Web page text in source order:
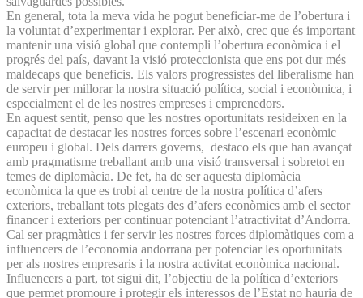
En general, tota la meva vida he pogut beneficiar-me de l’obertura i
la voluntat d’experimentar i explorar. Per això, crec que és important
mantenir una visió global que contempli l’obertura econòmica i el
progrés del país, davant la visió proteccionista que ens pot dur més
maldecaps que beneficis. Els valors progressistes del liberalisme han
de servir per millorar la nostra situació política, social i econòmica, i
especialment el de les nostres empreses i emprenedors.
En aquest sentit, penso que les nostres oportunitats resideixen en la
capacitat de destacar les nostres forces sobre l’escenari econòmic
europeu i global. Dels darrers governs, destaco els que han avançat
amb pragmatisme treballant amb una visió transversal i sobretot en
temes de diplomàcia. De fet, ha de ser aquesta diplomàcia
econòmica la que es trobi al centre de la nostra política d’afers
exteriors, treballant tots plegats des d’afers econòmics amb el sector
financer i exteriors per continuar potenciant l’atractivitat d’Andorra.
Cal ser pragmàtics i fer servir les nostres forces diplomàtiques com a
influencers de l’economia andorrana per potenciar les oportunitats
per als nostres empresaris i la nostra activitat econòmica nacional.
Influencers a part, tot sigui dit, l’objectiu de la política d’exteriors
que permet promoure i protegir els interessos de l’Estat no hauria de